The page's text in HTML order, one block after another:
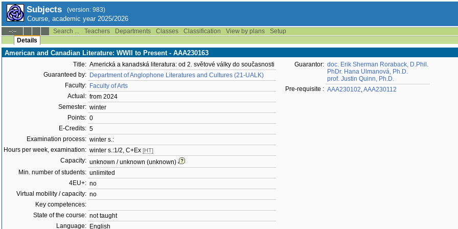
Subjects (version: 983)
Course, academic year 2025/2026
--:-- Search ... Teachers Departments Classes Classification View by plans
Setup
Details
American and Canadian Literature: WWII to Present - AAA230163
Title: Americká a kanadská literatura: od 2. světové války do současnosti
Guaranteed by: Department of Anglophone Literatures and Cultures (21-UALK)
Faculty: Faculty of Arts
Actual: from 2024
Semester: winter
Points: 0
E-Credits: 5
Examination process: winter s.:
Hours per week, examination: winter s.:1/2, C+Ex [HT]
Capacity: unknown / unknown (unknown)
Min. number of students: unlimited
4EU+: no
Virtual mobility / capacity: no
Key competences:
State of the course: not taught
Language: English
Guarantor: doc. Erik Sherman Roraback, D.Phil.
PhDr. Hana Ulmanová, Ph.D.
prof. Justin Quinn, Ph.D.
Pre-requisite : AAA230102,AAA230112